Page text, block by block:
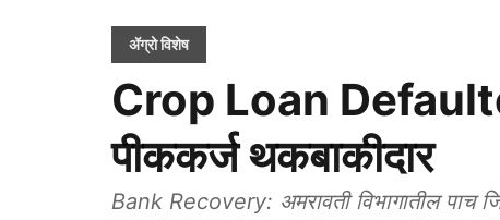
ॲग्रो विशेष
Crop Loan
पीककर्ज थकबाकीदार
Bank Recovery: अमरावती विभागातील पाच